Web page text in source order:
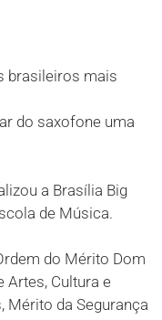
brasileiros mais
do saxofone uma
a Brasília Big
de Música.
do Mérito Dom
Artes, Cultura e
Mérito da Segurança